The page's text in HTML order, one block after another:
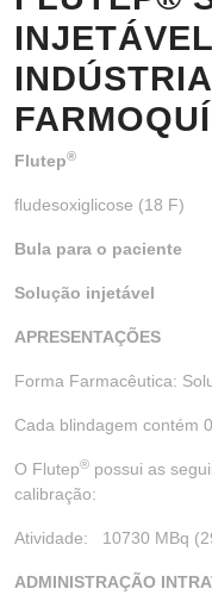
Flutep®
fludesoxiglicose (18 F)
Bula para o paciente
Solução injetável
APRESENTAÇÕES
Forma Farmacêutica:
Cada blindagem contém
O Flutep® possui as
calibração:
Atividade: 10730 MBq
ADMINISTRAÇÃO